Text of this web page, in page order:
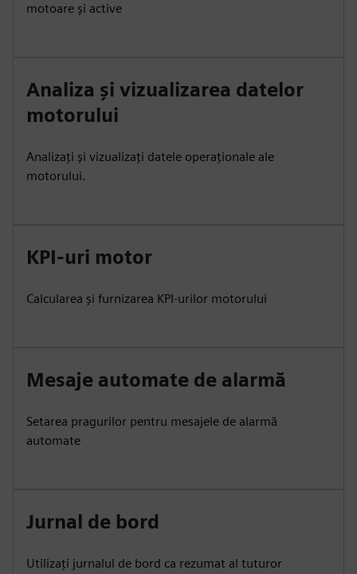
motoare și active
Analiza și vizualizarea datelor
motorului
Analizați și vizualizați datele operaționale ale
motorului.
KPI-uri motor
Calcularea și furnizarea KPI-urilor motorului
Mesaje automate de alarmă
Setarea pragurilor pentru mesajele de alarmă
automate
Jurnal de bord
Utilizați jurnalul de bord ca rezumat al tuturor